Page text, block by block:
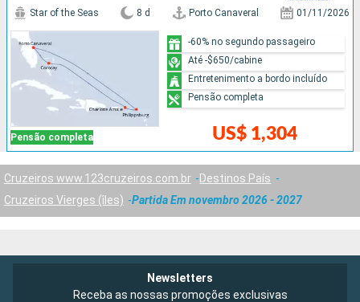
Pensão completa
Star of the Seas 8 d Porto Canaveral 01/11/2026
US$ 1,304
-60% no segundo passageiro
Até -$650/cabine
Entretenimento a bordo incluído
Pensão completa
Cruzeiros www.123cruzeiros.com.br
Destinos País
Cruzeiros Vierges (îles)
Partida Em novembro 2026 - 2027
Newsletters
Receba as nossas promoções exclusivas